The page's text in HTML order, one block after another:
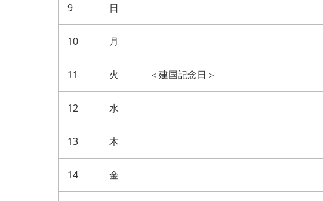
9 日
10 月
11 火 ＜建国記念日＞
12 水
13 木
14 金